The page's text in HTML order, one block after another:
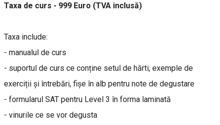
Taxa de curs - 999 Euro (TVA inclusă)
Taxa include:
- manualul de curs
- suportul de curs ce conține setul de hărti, exemple de
exerciții și întrebări, fișe în alb pentru note de degustare
- formularul SAT pentru Level 3 în forma laminată
- vinurile ce se vor degusta